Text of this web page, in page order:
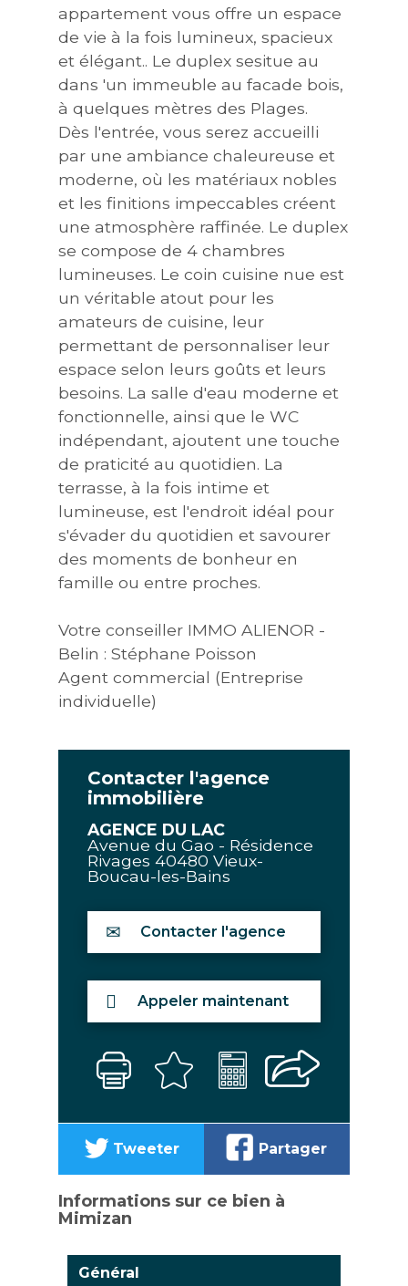
appartement vous offre un espace
de vie à la fois lumineux, spacieux
et élégant.. Le duplex sesitue au
dans 'un immeuble au facade bois,
à quelques mètres des Plages.
Dès l'entrée, vous serez accueilli
par une ambiance chaleureuse et
moderne, où les matériaux nobles
et les finitions impeccables créent
une atmosphère raffinée. Le duplex
se compose de 4 chambres
lumineuses. Le coin cuisine nue est
un véritable atout pour les
amateurs de cuisine, leur
permettant de personnaliser leur
espace selon leurs goûts et leurs
besoins. La salle d'eau moderne et
fonctionnelle, ainsi que le WC
indépendant, ajoutent une touche
de praticité au quotidien. La
terrasse, à la fois intime et
lumineuse, est l'endroit idéal pour
s'évader du quotidien et savourer
des moments de bonheur en
famille ou entre proches.
Votre conseiller IMMO ALIENOR -
Belin : Stéphane Poisson
Agent commercial (Entreprise
individuelle)
Contacter l'agence
immobilière
AGENCE DU LAC
Avenue du Gao - Résidence
Rivages 40480 Vieux-
Boucau-les-Bains
Contacter l'agence
Appeler maintenant
Tweeter Partager
Informations sur ce bien à
Mimizan
Général